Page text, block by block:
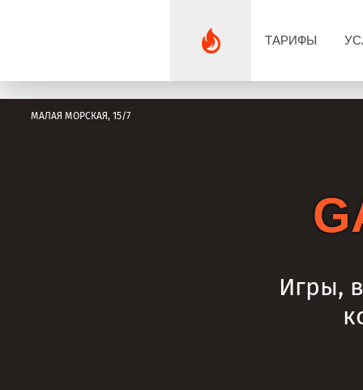
МАЛАЯ МОРСКАЯ, 15/7
ТАРИФЫ
Игры,